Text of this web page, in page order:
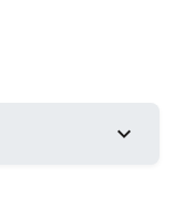
expand_more